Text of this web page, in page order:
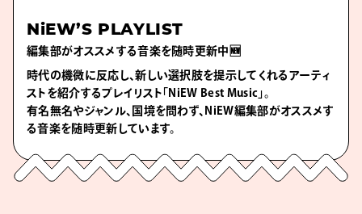
NiEW’S PLAYLIST
編集部がオススメする音楽を随時更新中🆕
時代の機微に反応し、新しい選択肢を提示してくれるアーティ
ストを紹介するプレイリスト「NiEW Best Music」。
有名無名やジャンル、国境を問わず、NiEW編集部がオススメす
る音楽を随時更新しています。